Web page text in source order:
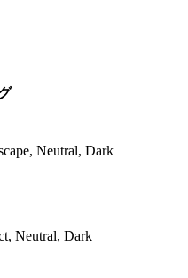
Neutral, Dark
Neutral, Dark